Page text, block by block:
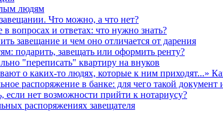
людям
Что можно, а что нет?
в вопросах и ответах: что нужно знать?
завещание и чем оно отличается от дарения
подарить, завещать или оформить ренту?
"переписать" квартиру на внуков
о каких-то людях, которые к ним приходят...»
распоряжение в банке: для чего такой документ
если нет возможности прийти к нотариусу?
распоряжениях завещателя